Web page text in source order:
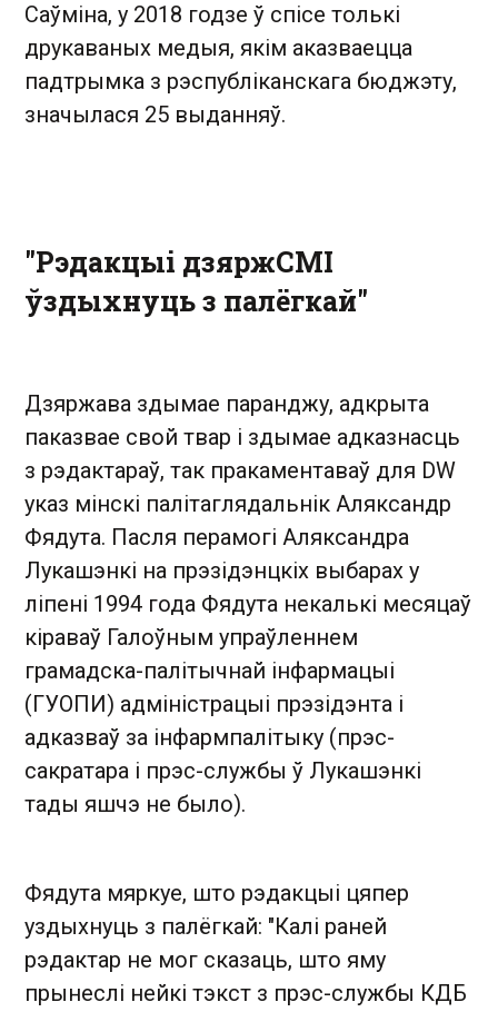
Саўміна, у 2018 годзе ў спісе толькі
друкаваных медыя, якім аказваецца
падтрымка з рэспубліканскага бюджэту,
значылася 25 выданняў.
"Рэдакцыі дзяржСМІ
ўздыхнуць з палёгкай"
Дзяржава здымае паранджу, адкрыта
паказвае свой твар і здымае адказнасць
з рэдактараў, так пракаментаваў для DW
указ мінскі палітаглядальнік Аляксандр
Фядута. Пасля перамогі Аляксандра
Лукашэнкі на прэзідэнцкіх выбарах у
ліпені 1994 года Фядута некалькі месяцаў
кіраваў Галоўным упраўленнем
грамадска-палітычнай інфармацыі
(ГУОПИ) адміністрацыі прэзідэнта і
адказваў за інфармпалітыку (прэс-
сакратара і прэс-службы ў Лукашэнкі
тады яшчэ не было).
Фядута мяркуе, што рэдакцыі цяпер
уздыхнуць з палёгкай: "Калі раней
рэдактар ​​не мог сказаць, што яму
прынеслі нейкі тэкст з прэс-службы КДБ